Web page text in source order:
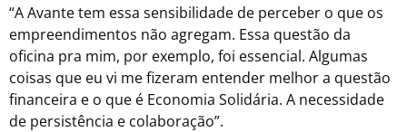
“A Avante tem essa sensibilidade de perceber o que os
empreendimentos não agregam. Essa questão da
oficina pra mim, por exemplo, foi essencial. Algumas
coisas que eu vi me fizeram entender melhor a questão
financeira e o que é Economia Solidária. A necessidade
de persistência e colaboração”.